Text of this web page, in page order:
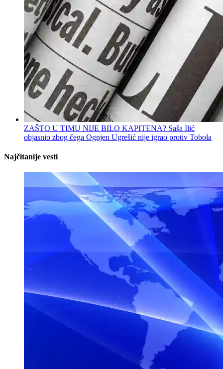
ZAŠTO U TIMU NIJE BILO KAPITENA? Saša Ilić
objasnio zbog čega Ognjen Ugrešić nije igrao protiv Tobola
Najčitanije vesti